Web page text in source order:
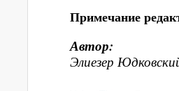
Примечание
Автор:
Элиезер